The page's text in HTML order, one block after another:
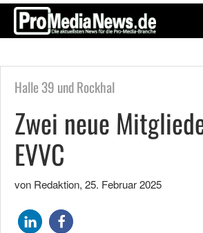
Halle 39 und Rockhal
Zwei neue
EVVC
von Redaktion, 25. Februar 2025